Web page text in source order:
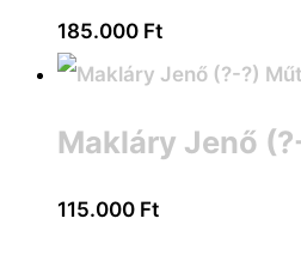
185.000 Ft
Makláry Jenő
115.000 Ft